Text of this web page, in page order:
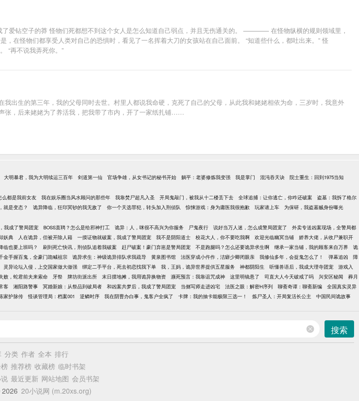
爱钻空子的莽 怪物们死都想不到这个女人是怎么知道自己弱点，并且无伤通关的。 ———— 在怪物纵横的规则领域里，
在怪物们都享受人类对自己的恐惧时，看见了一名挥着大刀的女孩站在自己面前。 “知道些什么，都吐出来。” 怪
“再不说我弄死你。”
出生的第三年，我的父母同时去世。村里人都说我命硬，克死了自己的父母，从此我和姥姥相依为命，三岁时，我意外
张，后来姥姥为了养活我，把我带了市内，开了一家纸扎铺……
大明暴君，我为大明续运三百年 剑道第一仙 官场争雄，从女书记的秘书开始 躺平：老婆修炼我变强 我是掌门 混沌吞天诀
院士重生：回到1975当知
么都是我前女友 我在娱乐圈当风水顾问的那些年 我靠焚尸超凡入圣 开局鬼敲门，被我从十二楼丢下去 全球追捕：让你逃亡，你咋还破案
盗墓：我拆了格尔
就是变态？ 诡异降临，狂印冥钞的我无敌了 你一个天选罪犯，转头加入刑侦队 惊悚游戏：身为庸医我很抱歉 玩家请上车
为保研，我盗墓贼身份曝光
我成了警局团宠 BOSS直聘？怎么是给邪神打工 诡异：人，咪很不高兴为你服务 尸鬼夜行 说好当万人迷，怎么成警局团宠了
外卖专送凶案现场，全警局都
妖典 人在诡异，但被开除人籍 一摸证物就破案，我成了警局团宠 我不是阴阳道士 校花大人，你不要吃我啊 欢迎光临幽冥当铺
娇养大佬，从收尸兼职开
临也要上班吗？ 刷到死亡快讯，刑侦队追着我破案 赶尸破案！豪门弃崽是警局团宠 不是跑腿吗？怎么还要诡异求生啊 继承一家当铺，我的顾客来自万界
诡
金手握百鬼，全豪门跪喊祖宗 诡异求生：神级诡异排队求我疏导 黄泉图书馆 法医穿成小仵作，洁癖少卿闭眼亲 我修仙多年，会捉鬼怎么了！ 弹幕追凶
障
灵异论坛入侵，上交国家做大做强 绑定二手平台，死去初恋找我下单 我，王妈，诡异世界提供五星服务 神都阴阳生 听懂兽语后，我成大理寺团宠
游戏入
败，蛇君前夫来索命 牙祭 牌坊街派出所 末日摆地摊，我用诡异换物资 濒死预言：我靠诅咒成神 这里明镜悬了 司直大人今天破戒了吗 兴安区秘闻
葬月
客 湘阳路警事 冥婚新娘：从祭品到破局者 和凶案共梦后，我成了警局团宠 当侧写师走进凶宅 法医之眼：解密H序列 聊斋奇谭：聊斋新编
全国真实灵异
家护脉传 怪谈管理局：档案001 逆鳞时序 我在阴曹办白事，鬼客户全疯了 卡牌：我的抽卡能极限三选一！ 炼尸圣人：开局复活长公主
中国民间诡故事
搜索
分类 作者 全本 排行
推荐榜 收藏榜 临时书架
最近更新 网站地图 会员书架
20小说网 (m.20xs.org)